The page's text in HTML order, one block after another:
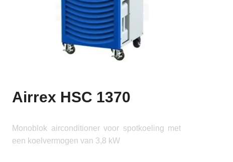
Airrex HSC 1370
Monoblok airconditioner voor spotkoeling met
een koelvermogen van 3,8 kW